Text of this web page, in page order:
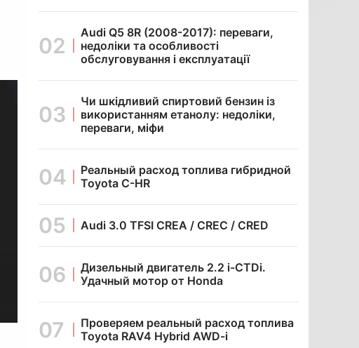
Audi Q5 8R (2008-2017): переваги,
недоліки та особливості
обслуговування і експлуатації
Чи шкідливий спиртовий бензин із
використанням етанолу: недоліки,
переваги, міфи
Реальный расход топлива гибридной
Toyota C-HR
Audi 3.0 TFSI CREA / CREC / CRED
Дизельный двигатель 2.2 i-CTDi.
Удачный мотор от Honda
Проверяем реальный расход топлива
Toyota RAV4 Hybrid AWD-i